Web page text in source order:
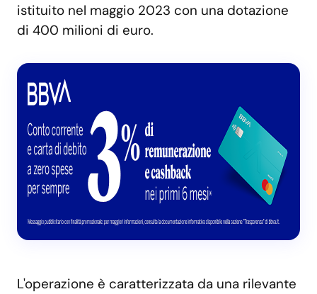
istituito nel maggio 2023 con una dotazione
di 400 milioni di euro.
L'operazione è caratterizzata da una rilevante